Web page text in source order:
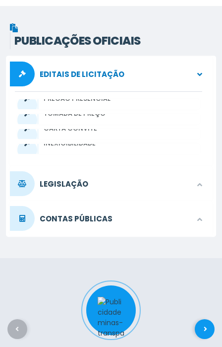
PUBLICAÇÕES OFICIAIS
EDITAIS DE LICITAÇÃO
PREGÃO PRESENCIAL
TOMADA DE PREÇO
CARTA CONVITE
INEXIGIBILIDADE
LEGISLAÇÃO
CONTAS PÚBLICAS